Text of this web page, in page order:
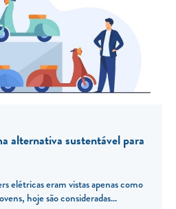
alternativa sustentável para
elétricas eram vistas apenas como
hoje são consideradas